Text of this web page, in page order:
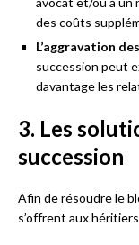
des coûts
L’aggravation
succession peut
davantage les
3. Les
succession
Afin de résoudre le
s’offrent aux